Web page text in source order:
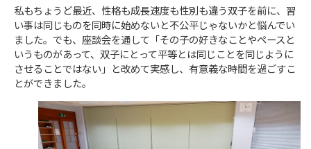
私もちょうど最近、性格も成長速度も性別も違う双子を前に、習
い事は同じものを同時に始めないと不公平じゃないかと悩んでい
ました。でも、座談会を通して「その子の好きなことやペースと
いうものがあって、双子にとって平等とは同じことを同じように
させることではない」と改めて実感し、有意義な時間を過ごすこ
とができました。